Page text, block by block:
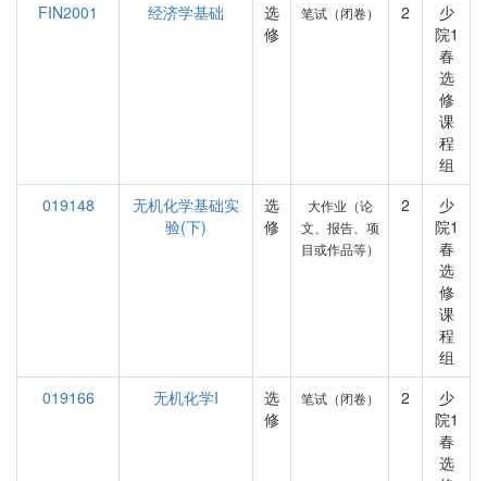
FIN2001
经济学基础
选
修
笔试（闭卷） 2
少
院1
春
选
修
课
程
组
019148
无机化学基础实
验(下)
选
修
大作业（论
文、报告、项
目或作品等）
2
少
院1
春
选
修
课
程
组
019166
无机化学I
选
修
笔试（闭卷） 2
少
院1
春
选